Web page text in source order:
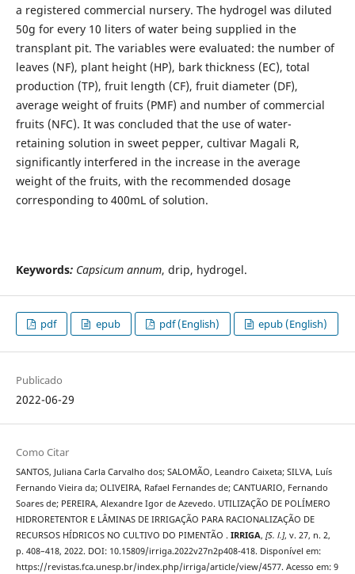
a registered commercial nursery. The hydrogel was diluted
50g for every 10 liters of water being supplied in the
transplant pit. The variables were evaluated: the number of
leaves (NF), plant height (HP), bark thickness (EC), total
production (TP), fruit length (CF), fruit diameter (DF),
average weight of fruits (PMF) and number of commercial
fruits (NFC). It was concluded that the use of water-
retaining solution in sweet pepper, cultivar Magali R,
significantly interfered in the increase in the average
weight of the fruits, with the recommended dosage
corresponding to 400mL of solution.
Keywords:Capsicum annum, drip, hydrogel.
pdf epub pdf (English) epub (English)
Publicado
2022-06-29
Como Citar
SANTOS, Juliana Carla Carvalho dos; SALOMÃO, Leandro Caixeta; SILVA, Luís
Fernando Vieira da; OLIVEIRA, Rafael Fernandes de; CANTUARIO, Fernando
Soares de; PEREIRA, Alexandre Igor de Azevedo. UTILIZAÇÃO DE POLÍMERO
HIDRORETENTOR E LÂMINAS DE IRRIGAÇÃO PARA RACIONALIZAÇÃO DE
RECURSOS HÍDRICOS NO CULTIVO DO PIMENTÃO . IRRIGA, [S. l.], v. 27, n. 2,
p. 408–418, 2022. DOI: 10.15809/irriga.2022v27n2p408-418. Disponível em:
https://revistas.fca.unesp.br/index.php/irriga/article/view/4577. Acesso em: 9